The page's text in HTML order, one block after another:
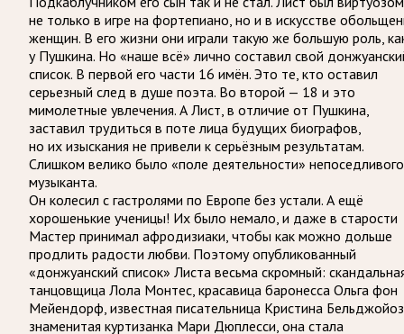
не только в игре на фортепиано, но и в искусстве
женщин. В его жизни они играли такую же большую роль,
у Пушкина. Но «наше всё» лично составил свой
список. В первой его части 16 имён. Это те, кто оставил
серьезный след в душе поэта. Во второй — 18 и это
мимолетные увлечения. А Лист, в отличие от Пушкина,
заставил трудиться в поте лица будущих биографов,
но их изыскания не привели к серьёзным результатам.
Слишком велико было «поле деятельности» непоседливого
музыканта.
Он колесил с гастролями по Европе без устали. А ещё
хорошенькие ученицы! Их было немало, и даже в старости
Мастер принимал афродизиаки, чтобы как можно дольше
продлить радости любви. Поэтому опубликованный
«донжуанский список» Листа весьма скромный:
танцовщица Лола Монтес, красавица баронесса Ольга фон
Мейендорф, известная писательница Кристина
знаменитая куртизанка Мари Дюплесси, она стала